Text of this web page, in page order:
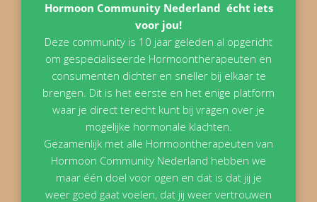
Hormoon Community Nederland écht iets
voor jou!
Deze community is 10 jaar geleden al opgericht
om gespecialiseerde Hormoontherapeuten en
consumenten dichter en sneller bij elkaar te
brengen. Dit is het eerste en het enige platform
waar je direct terecht kunt bij vragen over je
mogelijke hormonale klachten.
Gezamenlijk met alle Hormoontherapeuten van
Hormoon Community Nederland hebben we
maar één doel voor ogen en dat is dat jij je
weer goed gaat voelen, dat jij weer vertrouwen